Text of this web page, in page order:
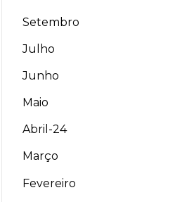
Setembro
Julho
Junho
Maio
Abril-24
Março
Fevereiro